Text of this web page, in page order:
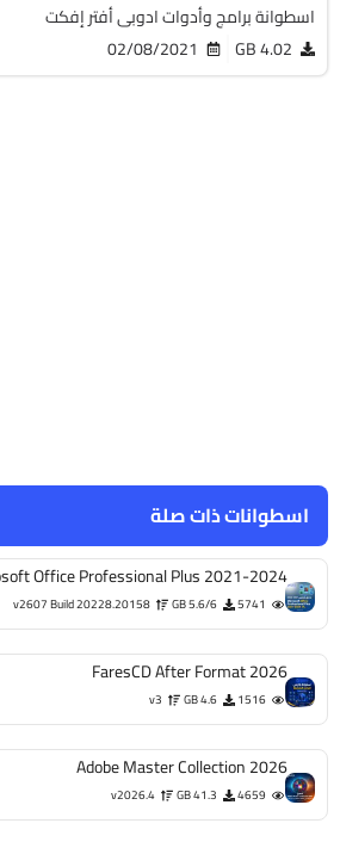
اسطوانات ذات صلة
Office Professional Plus 2021-2024
5741
5.6/6 GB
v2607 Build 20228.20158
FaresCD After Format 2026
1516
4.6 GB
v3
Adobe Master Collection 2026
4659
41.3 GB
v2026.4
اسطوانة برامج وأدوات ادوبى أفتر إفكت
4.02 GB
02/08/2021